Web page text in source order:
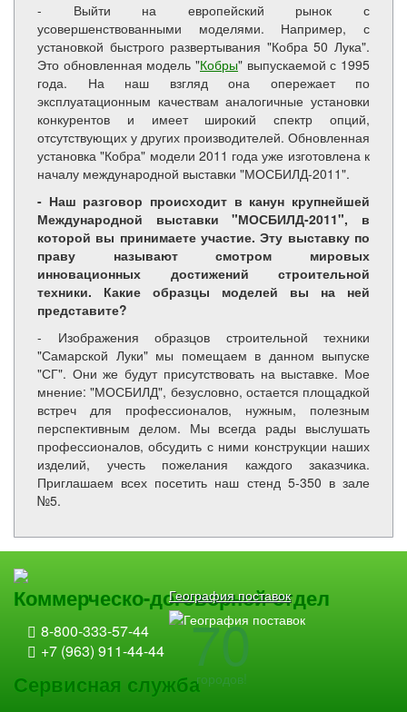
- Выйти на европейский рынок с
усовершенствованными моделями. Например, с
установкой быстрого развертывания "Кобра 50 Лука".
Это обновленная модель "Кобры" выпускаемой с 1995
года. На наш взгляд она опережает по
эксплуатационным качествам аналогичные установки
конкурентов и имеет широкий спектр опций,
отсутствующих у других производителей. Обновленная
установка "Кобра" модели 2011 года уже изготовлена к
началу международной выставки "МОСБИЛД-2011".
- Наш разговор происходит в канун крупнейшей
Международной выставки "МОСБИЛД-2011", в
которой вы принимаете участие. Эту выставку по
праву называют смотром мировых
инновационных достижений строительной
техники. Какие образцы моделей вы на ней
представите?
- Изображения образцов строительной техники
"Самарской Луки" мы помещаем в данном выпуске
"СГ". Они же будут присутствовать на выставке. Мое
мнение: "МОСБИЛД", безусловно, остается площадкой
встреч для профессионалов, нужным, полезным
перспективным делом. Мы всегда рады выслушать
профессионалов, обсудить с ними конструкции наших
изделий, учесть пожелания каждого заказчика.
Приглашаем всех посетить наш стенд 5-350 в зале
№5.
География поставок
70
городов!
Коммерческо-договорной отдел
8-800-333-57-44
+7 (963) 911-44-44
Сервисная служба